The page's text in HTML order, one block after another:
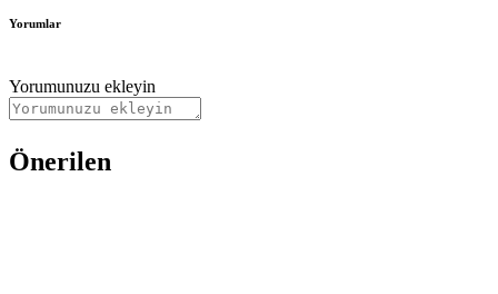
Yorumlar
Yorumunuzu ekleyin
Önerilen